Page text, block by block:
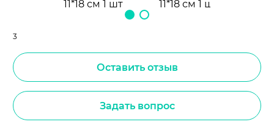
3
Оставить отзыв
Задать вопрос